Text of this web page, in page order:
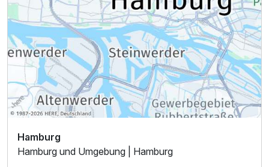
Hamburg
Hamburg und Umgebung | Hamburg